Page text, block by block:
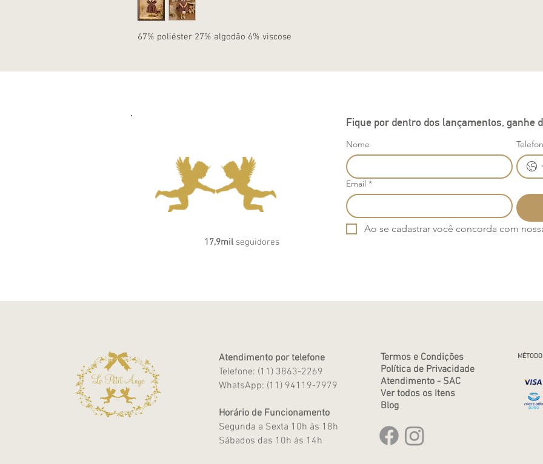
67% poliéster 27% algodão 6% viscose
17,9mil seguidores
Fique por dentro dos lançamentos, ganhe
Nome
Email *
Ao se cadastrar você concorda com
Atendimento por telefone
Telefone: (11) 3863-2269
WhatsApp: (11) 94119-7979
Horário de Funcionamento
Segunda a Sexta 10h às 18h
Sábados das 10h às 14h
Termos e Condições
Política de Privacidade
Atendimento - SAC
Ver todos os Itens
Blog